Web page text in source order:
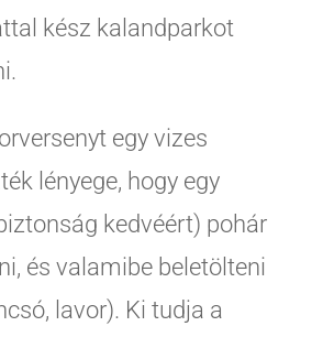
kész kalandparkot
egy vizes
lényege, hogy egy
kedvéért) pohár
és valamibe beletölteni
lavor). Ki tudja a